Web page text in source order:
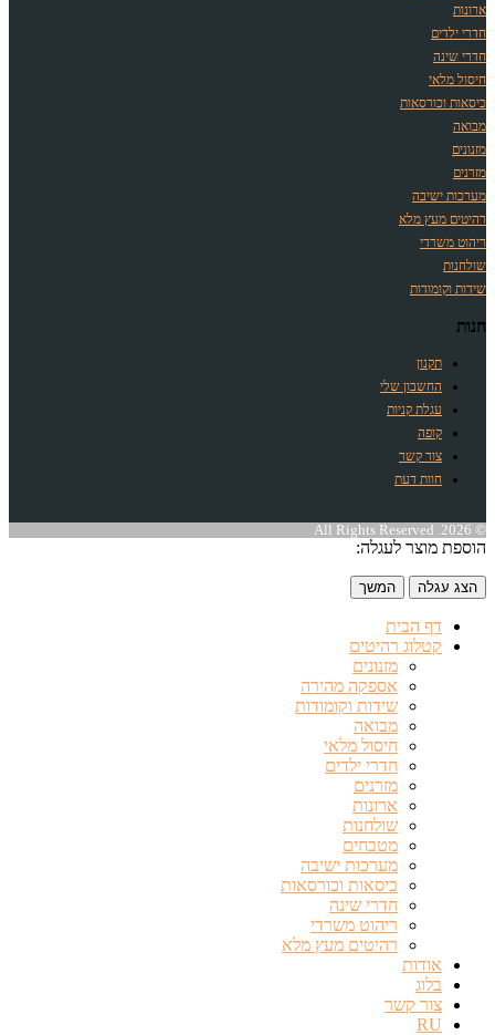
ארונות
חדרי ילדים
חדרי שינה
חיסול מלאי
כיסאות וכורסאות
מבואה
מזנונים
מזרנים
מערכות ישיבה
רהיטים מעץ מלא
ריהוט משרדי
שולחנות
שידות וקומודות
חנות
תקנון
החשבון שלי
עגלת קניות
קופה
צור קשר
חוות דעת
© 2026. All Rights Reserved
הוספת מוצר לעגלה:
הצג עגלה המשך
דף הבית
קטלוג רהיטים
מזנונים
אספקה מהירה
שידות וקומודות
מבואה
חיסול מלאי
חדרי ילדים
מזרנים
ארונות
שולחנות
מטבחים
מערכות ישיבה
כיסאות וכורסאות
חדרי שינה
ריהוט משרדי
רהיטים מעץ מלא
אודות
בלוג
צור קשר
RU